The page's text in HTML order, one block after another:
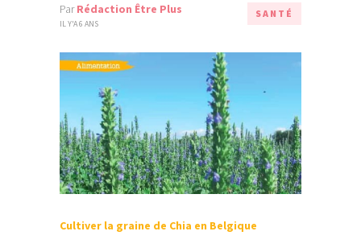
ParRédaction Être Plus
IL Y'A 6 ANS
SANTÉ
Cultiver la graine de Chia en Belgique